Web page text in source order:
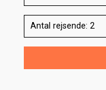
Antal rejsende: 2